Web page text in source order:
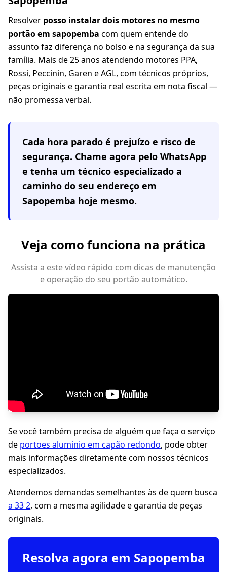
Resolver posso instalar dois motores no mesmo
portão em sapopemba com quem entende do
assunto faz diferença no bolso e na segurança da sua
família. Mais de 25 anos atendendo motores PPA,
Rossi, Peccinin, Garen e AGL, com técnicos próprios,
peças originais e garantia real escrita em nota fiscal —
não promessa verbal.
Cada hora parado é prejuízo e risco de
segurança. Chame agora pelo WhatsApp
e tenha um técnico especializado a
caminho do seu endereço em
Sapopemba hoje mesmo.
Veja como funciona na prática
Assista a este vídeo rápido com dicas de manutenção
e operação do seu portão automático.
Se você também precisa de alguém que faça o serviço
de portoes aluminio em capão redondo, pode obter
mais informações diretamente com nossos técnicos
especializados.
Atendemos demandas semelhantes às de quem busca
a 33 2, com a mesma agilidade e garantia de peças
originais.
Resolva agora em Sapopemba